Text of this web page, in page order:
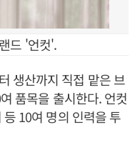
드 '언컷'.
생산까지 직접 맡은 브
품목을 출시한다. 언컷
10여 명의 인력을 투